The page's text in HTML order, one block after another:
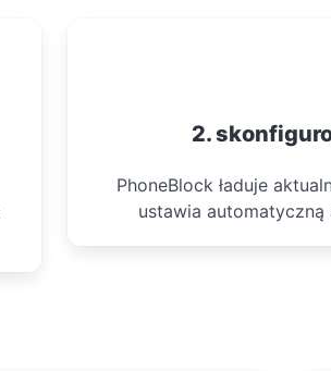
2.
PhoneBlock ładuje
ustawia automatyczną